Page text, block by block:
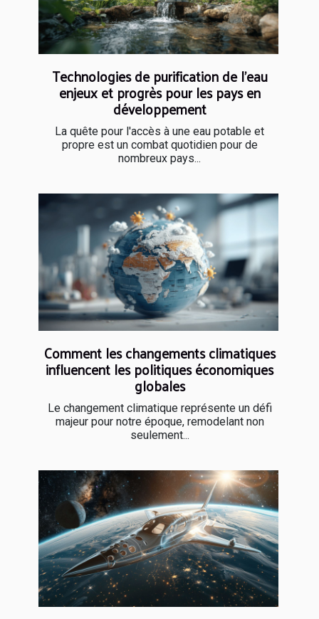
Technologies de purification de l'eau
enjeux et progrès pour les pays en
développement
La quête pour l'accès à une eau potable et
propre est un combat quotidien pour de
nombreux pays...
Comment les changements climatiques
influencent les politiques économiques
globales
Le changement climatique représente un défi
majeur pour notre époque, remodelant non
seulement...